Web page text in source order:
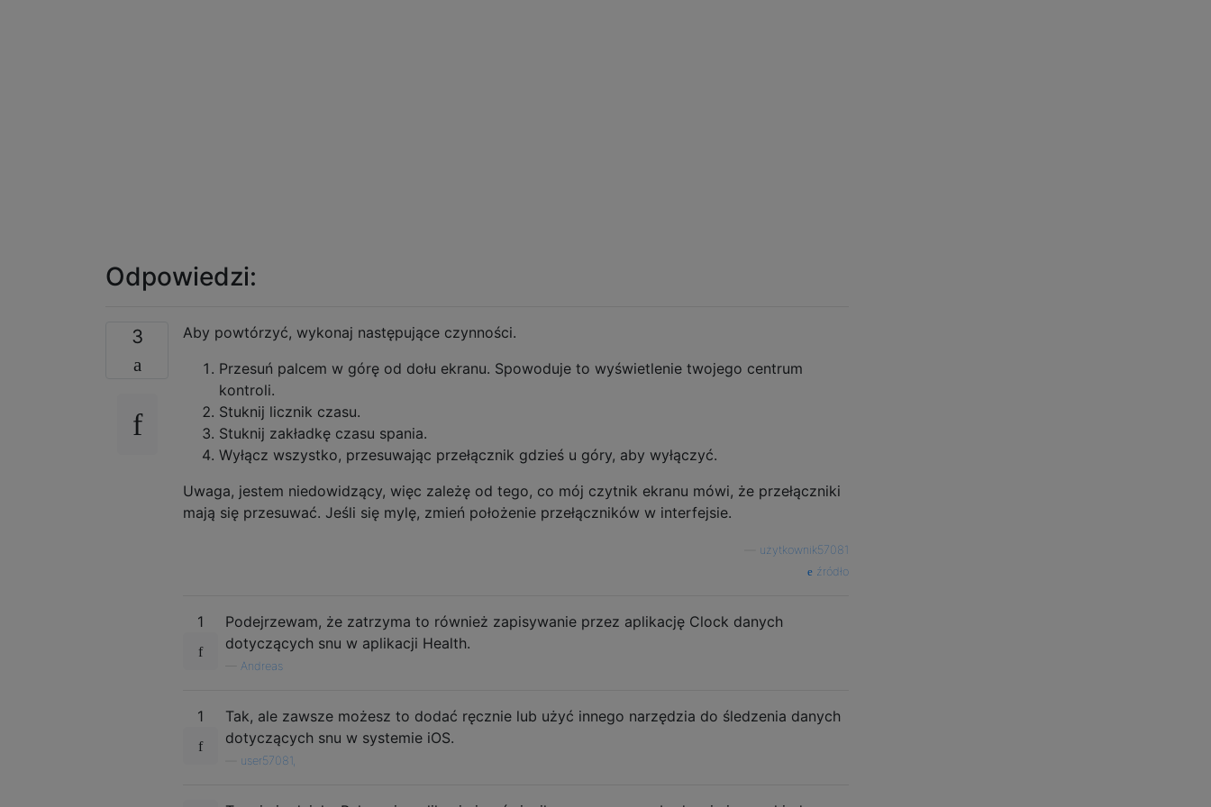
Odpowiedzi:
3
Aby powtórzyć, wykonaj następujące czynności.
Przesuń palcem w górę od dołu ekranu. Spowoduje to wyświetlenie twojego centrum
kontroli.
Stuknij licznik czasu.
Stuknij zakładkę czasu spania.
Wyłącz wszystko, przesuwając przełącznik gdzieś u góry, aby wyłączyć.
Uwaga, jestem niedowidzący, więc zależę od tego, co mój czytnik ekranu mówi, że przełączniki
mają się przesuwać. Jeśli się mylę, zmień położenie przełączników w interfejsie.
użytkownik57081
źródło
1
Podejrzewam, że zatrzyma to również zapisywanie przez aplikację Clock danych
dotyczących snu w aplikacji Health.
Andreas
1
Tak, ale zawsze możesz to dodać ręcznie lub użyć innego narzędzia do śledzenia danych
dotyczących snu w systemie iOS.
user57081,